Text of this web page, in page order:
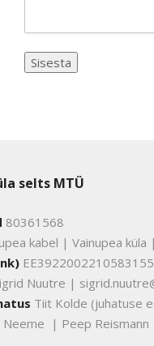
selts MTÜ
80361568
kabel | Vainupea
Nuutre |
Tiit Kolde (juhatuse
| Peep Reismann